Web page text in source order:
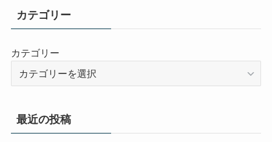
カテゴリー
カテゴリー
最近の投稿